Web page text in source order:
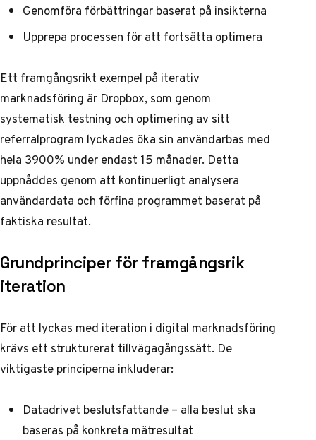
Genomföra förbättringar baserat på insikterna
Upprepa processen för att fortsätta optimera
Ett framgångsrikt exempel på iterativ
marknadsföring är Dropbox, som genom
systematisk testning och optimering av sitt
referralprogram lyckades öka sin användarbas med
hela 3900% under endast 15 månader. Detta
uppnåddes genom att kontinuerligt analysera
användardata och förfina programmet baserat på
faktiska resultat.
Grundprinciper för framgångsrik
iteration
För att lyckas med iteration i digital marknadsföring
krävs ett strukturerat tillvägagångssätt. De
viktigaste principerna inkluderar:
Datadrivet beslutsfattande – alla beslut ska
baseras på konkreta mätresultat